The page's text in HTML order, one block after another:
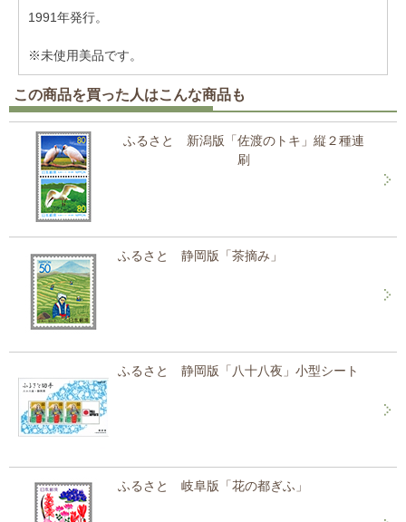
1991年発行。
※未使用美品です。
この商品を買った人はこんな商品も
ふるさと 新潟版「佐渡のトキ」縦２種連
刷
ふるさと 静岡版「茶摘み」
ふるさと 静岡版「八十八夜」小型シート
ふるさと 岐阜版「花の都ぎふ」